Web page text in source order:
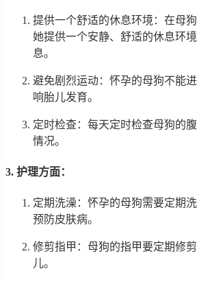
提供一个舒适的休息环境：在母
她提供一个安静、舒适的休息环
息。
避免剧烈运动：怀孕的母狗不能
响胎儿发育。
定时检查：每天定时检查母狗的
情况。
3. 护理方面：
定期洗澡：怀孕的母狗需要定期
预防皮肤病。
修剪指甲：母狗的指甲要定期修
儿。